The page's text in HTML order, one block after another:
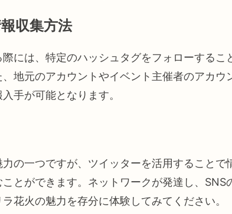
収集方法
には、特定のハッシュタグをフォローするこ
地元のアカウントやイベント主催者のアカウ
手が可能となります。
の一つですが、ツイッターを活用することで
とができます。ネットワークが発達し、SNS
花火の魅力を存分に体験してみてください。